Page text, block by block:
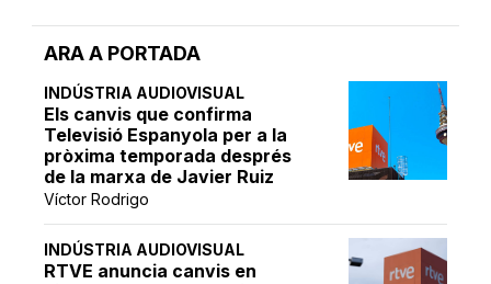
ARA A PORTADA
INDÚSTRIA AUDIOVISUAL
Els canvis que confirma
Televisió Espanyola per a la
pròxima temporada després
de la marxa de Javier Ruiz
Víctor Rodrigo
INDÚSTRIA AUDIOVISUAL
RTVE anuncia canvis en